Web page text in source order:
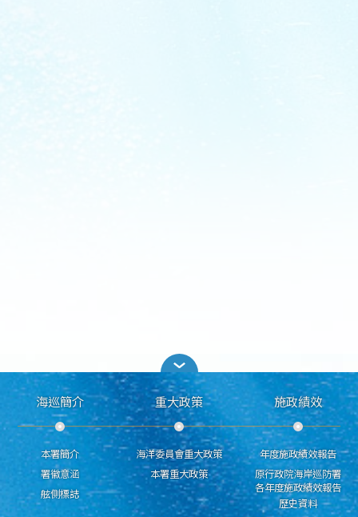
海巡簡介
本署簡介
署徽意涵
舷側標誌
重大政策
海洋委員會重大政策
本署重大政策
施政績效
年度施政績效報告
原行政院海岸巡防署
各年度施政績效報告
歷史資料